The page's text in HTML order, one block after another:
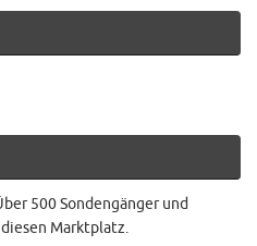
500 Sondengänger und
Marktplatz.